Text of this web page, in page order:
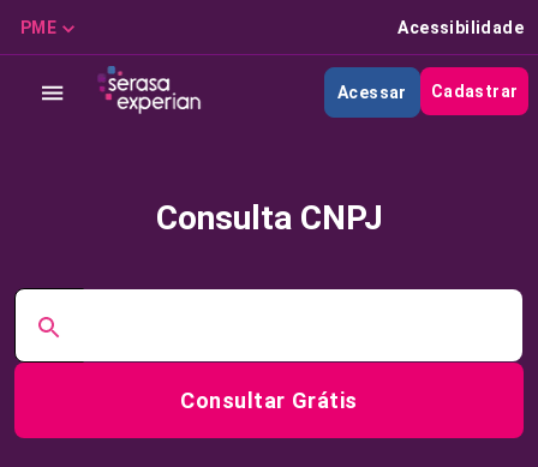
PME Acessibilidade
Acessar Cadastrar
Consulta CNPJ
Consultar Grátis